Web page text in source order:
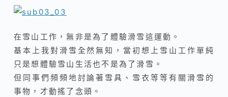
在雪山工作，無非是為了體驗滑雪這運動。
基本上我對滑雪全然無知，當初想上雪山工作單純
只是想體驗雪山生活也不是為了滑雪 。
但同事們頻頻地討論著雪具、雪衣等等有關滑雪的
事物，才動搖了念頭 。